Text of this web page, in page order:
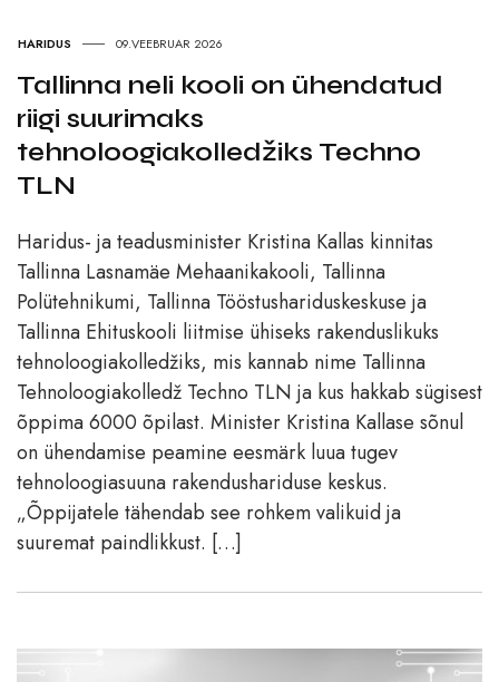
HARIDUS 09.VEEBRUAR 2026
Tallinna neli kooli on ühendatud
riigi suurimaks
tehnoloogiakolledžiks Techno
TLN
Haridus- ja teadusminister Kristina Kallas kinnitas
Tallinna Lasnamäe Mehaanikakooli, Tallinna
Polütehnikumi, Tallinna Tööstushariduskeskuse ja
Tallinna Ehituskooli liitmise ühiseks rakenduslikuks
tehnoloogiakolledžiks, mis kannab nime Tallinna
Tehnoloogiakolledž Techno TLN ja kus hakkab sügisest
õppima 6000 õpilast. Minister Kristina Kallase sõnul
on ühendamise peamine eesmärk luua tugev
tehnoloogiasuuna rakendushariduse keskus.
„Õppijatele tähendab see rohkem valikuid ja
suuremat paindlikkust. […]